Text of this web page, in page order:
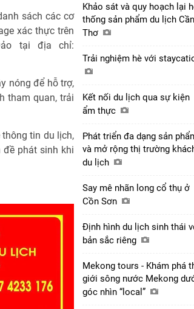
sách các cơ
xác thực trên
tại địa chỉ:
nóng để hỗ trợ,
tham quan, trải
tin du lịch,
phát sinh khi
Khảo sát và quy hoạch lại
thống sản phẩm du lịch Cần
Thơ
Trải nghiệm hè với
Kết nối du lịch qua sự kiện
ẩm thực
Phát triển đa dạng sản
và mở rộng thị trường
du lịch
Say mê nhãn long cổ thụ ở
Cồn Sơn
Định hình du lịch sinh thái
bản sắc riêng
Mekong tours - Khám phá
giới sông nước Mekong
góc nhìn “local”